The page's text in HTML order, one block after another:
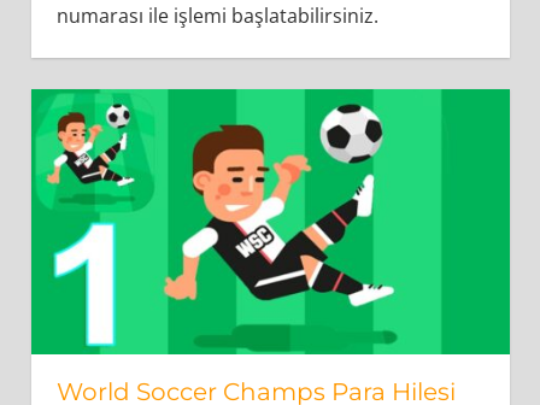
numarası ile işlemi başlatabilirsiniz.
World Soccer Champs Para Hilesi